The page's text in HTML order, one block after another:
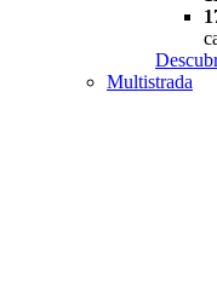
Multistrada